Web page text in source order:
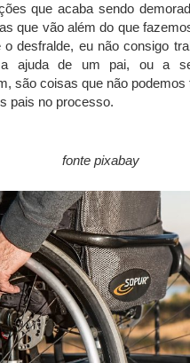
que acaba sendo
que vão além do que
desfralde, eu não consigo
ajuda de um pai, ou a
são coisas que não podemos
pais no processo.
fonte pixabay